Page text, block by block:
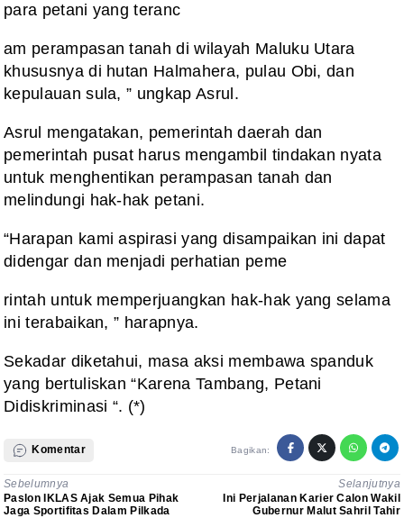
para petani yang teranc
am perampasan tanah di wilayah Maluku Utara
khususnya di hutan Halmahera, pulau Obi, dan
kepulauan sula, ” ungkap Asrul.
Asrul mengatakan, pemerintah daerah dan
pemerintah pusat harus mengambil tindakan nyata
untuk menghentikan perampasan tanah dan
melindungi hak-hak petani.
“Harapan kami aspirasi yang disampaikan ini dapat
didengar dan menjadi perhatian peme
rintah untuk memperjuangkan hak-hak yang selama
ini terabaikan, ” harapnya.
Sekadar diketahui, masa aksi membawa spanduk
yang bertuliskan “Karena Tambang, Petani
Didiskriminasi “. (*)
Komentar Bagikan:
Sebelumnya
Paslon IKLAS Ajak Semua Pihak
Jaga Sportifitas Dalam Pilkada
Selanjutnya
Ini Perjalanan Karier Calon Wakil
Gubernur Malut Sahril Tahir